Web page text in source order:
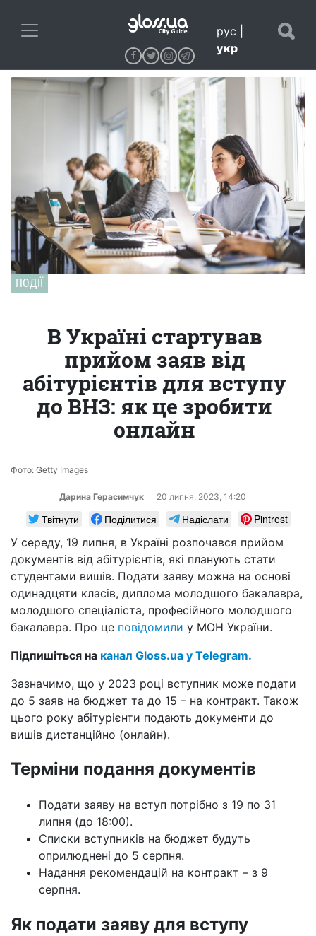
рус
укр
ПОДІЇ
В Україні стартував
прийом заяв від
абітурієнтів для вступу
до ВНЗ: як це зробити
онлайн
Фото: Getty Images
Дарина Герасимчук 20 липня, 2023, 14:20
Твітнути Поділитися Надіслати
Pintrest
У середу, 19 липня, в Україні розпочався прийом
документів від абітурієнтів, які планують стати
студентами вишів. Подати заяву можна на основі
одинадцяти класів, диплома молодшого бакалавра,
молодшого спеціаліста, професійного молодшого
бакалавра. Про це повідомили у МОН України.
Підпишіться на канал Gloss.ua у Telegram.
Зазначимо, що у 2023 році вступник може подати
до 5 заяв на бюджет та до 15 – на контракт. Також
цього року абітурієнти подають документи до
вишів дистанційно (онлайн).
Терміни подання документів
Подати заяву на вступ потрібно з 19 по 31
липня (до 18:00).
Списки вступників на бюджет будуть
оприлюднені до 5 серпня.
Надання рекомендацій на контракт – з 9
серпня.
Як подати заяву для вступу